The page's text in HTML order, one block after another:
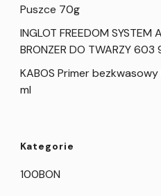
Puszce 70g
INGLOT FREEDOM SYSTEM
BRONZER DO TWARZY 603
KABOS Primer
ml
Kategorie
100BON